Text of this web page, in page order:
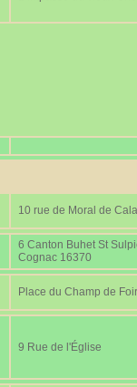
10 rue de Moral de
6 Canton Buhet St
Cognac 16370
Place du Champ de
9 Rue de l'Église